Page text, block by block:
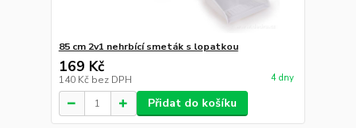
85 cm 2v1 nehrbící smeták s lopatkou
169 Kč
140 Kč bez DPH 4 dny
Přidat do košíku